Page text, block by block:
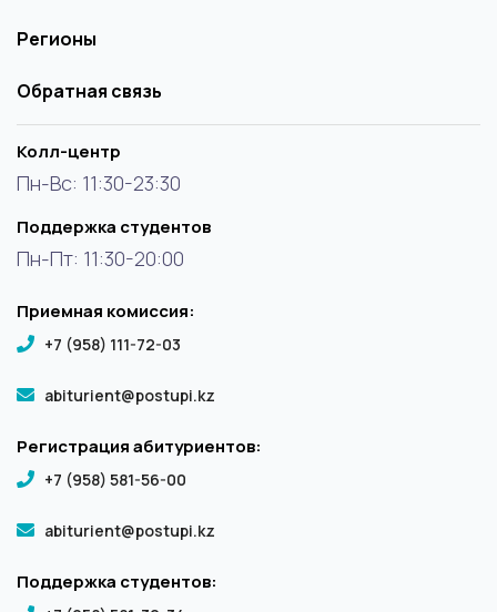
Регионы
Обратная связь
Колл-центр
Пн-Вс: 11:30-23:30
Поддержка студентов
Пн-Пт: 11:30-20:00
Приемная комиссия:
+7 (958) 111-72-03
abiturient@postupi.kz
Регистрация абитуриентов:
+7 (958) 581-56-00
abiturient@postupi.kz
Поддержка студентов: